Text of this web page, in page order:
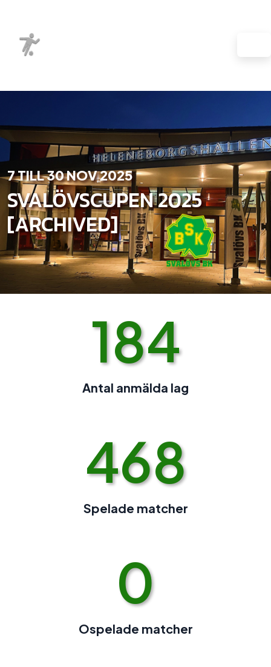
7 TILL 30 NOV 2025
SVALÖVSCUPEN 2025
[ARCHIVED]
184
Antal anmälda lag
468
Spelade matcher
0
Ospelade matcher